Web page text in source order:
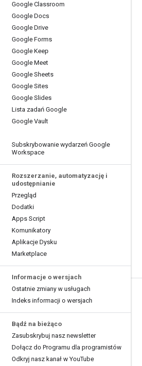
Google Classroom
Google Docs
Google Drive
Google Forms
Google Keep
Google Meet
Google Sheets
Google Sites
Google Slides
Lista zadań Google
Google Vault
Subskrybowanie wydarzeń Google
Workspace
Rozszerzanie, automatyzację i
udostępnianie
Przegląd
Dodatki
Apps Script
Komunikatory
Aplikacje Dysku
Marketplace
Informacje o wersjach
Ostatnie zmiany w usługach
Indeks informacji o wersjach
Bądź na bieżąco
Zasubskrybuj nasz newsletter
Dołącz do Programu dla programistów
Odkryj nasz kanał w YouTube
Przeczytaj bloga Google
Workspace Developers